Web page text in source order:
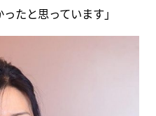
たと思っています」